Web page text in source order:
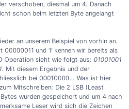
verschoben, diesmal um 4. Danach
schon beim letzten Byte angelangt
an unserem Beispiel von vorhin an.
und ‘I’ kennen wir bereits als
Operation sieht wie folgt aus: 01001001
. Mit diesem Ergebnis und der
bei 00010000… Was ist hier
Mitschreiben: Die 2 LSB (Least
wurden gespeichert und um 4 nach
Leser wird sich die Zeichen